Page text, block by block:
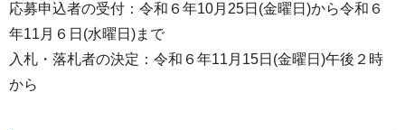
応募申込者の受付：令和６年10月25日(金曜日)から令和６
年11月６日(水曜日)まで
入札・落札者の決定：令和６年11月15日(金曜日)午後２時
から